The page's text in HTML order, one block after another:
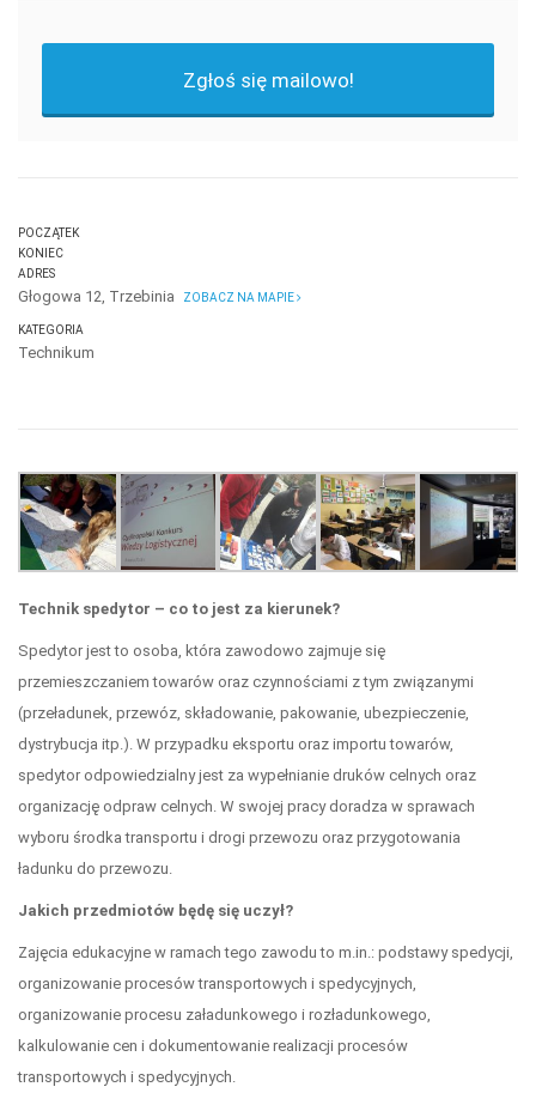
Zgłoś się mailowo!
POCZĄTEK
KONIEC
ADRES
Głogowa 12, Trzebinia ZOBACZ NA MAPIE
KATEGORIA
Technikum
Technik spedytor – co to jest za kierunek?
Spedytor jest to osoba, która zawodowo zajmuje się
przemieszczaniem towarów oraz czynnościami z tym związanymi
(przeładunek, przewóz, składowanie, pakowanie, ubezpieczenie,
dystrybucja itp.). W przypadku eksportu oraz importu towarów,
spedytor odpowiedzialny jest za wypełnianie druków celnych oraz
organizację odpraw celnych. W swojej pracy doradza w sprawach
wyboru środka transportu i drogi przewozu oraz przygotowania
ładunku do przewozu.
Jakich przedmiotów będę się uczył?
Zajęcia edukacyjne w ramach tego zawodu to m.in.: podstawy spedycji,
organizowanie procesów transportowych i spedycyjnych,
organizowanie procesu załadunkowego i rozładunkowego,
kalkulowanie cen i dokumentowanie realizacji procesów
transportowych i spedycyjnych.